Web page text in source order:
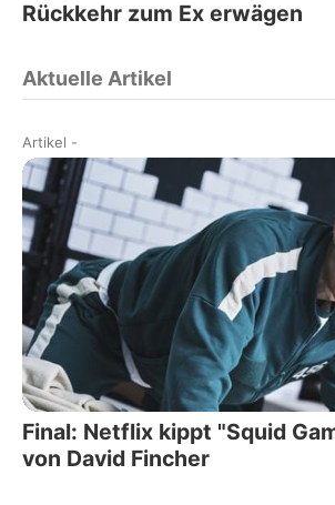
Rückkehr zum Ex erwägen
Aktuelle Artikel
Artikel -
Final: Netflix kippt "Squid
von David Fincher